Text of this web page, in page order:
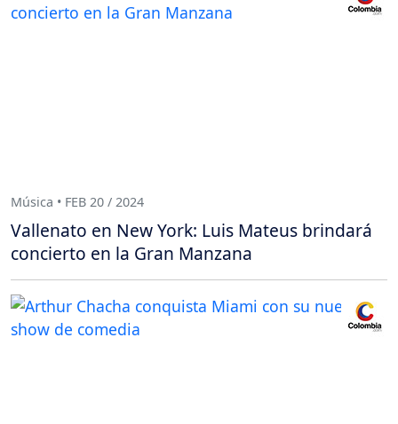
Música • FEB 20 / 2024
Vallenato en New York: Luis Mateus brindará
concierto en la Gran Manzana